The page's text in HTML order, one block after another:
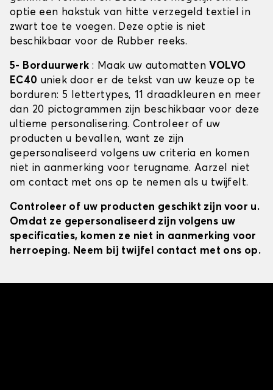
optie een hakstuk van hitte verzegeld textiel in
zwart toe te voegen. Deze optie is niet
beschikbaar voor de Rubber reeks.
5- Borduurwerk : Maak uw automatten VOLVO
EC40 uniek door er de tekst van uw keuze op te
borduren: 5 lettertypes, 11 draadkleuren en meer
dan 20 pictogrammen zijn beschikbaar voor deze
ultieme personalisering. Controleer of uw
producten u bevallen, want ze zijn
gepersonaliseerd volgens uw criteria en komen
niet in aanmerking voor terugname. Aarzel niet
om contact met ons op te nemen als u twijfelt.
Controleer of uw producten geschikt zijn voor u.
Omdat ze gepersonaliseerd zijn volgens uw
specificaties, komen ze niet in aanmerking voor
herroeping. Neem bij twijfel contact met ons op.